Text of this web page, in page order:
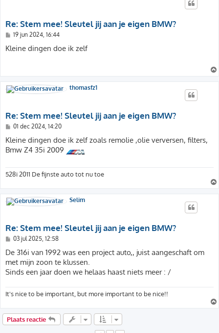
Re: Stem mee! Sleutel jij aan je eigen BMW?
B
r
i
19 jun 2024, 16:44
Kleine dingen doe ik zelf
thomasfz1
Re: Stem mee! Sleutel jij aan je eigen BMW?
B
r
i
c
01 dec 2024, 14:20
Kleine dingen doe ik zelf zoals remolie ,olie verversen, filters,
Bmw Z4 35i 2009
528i 2011 De fijnste auto tot nu toe
Selim
Re: Stem mee! Sleutel jij aan je eigen BMW?
B
r
i
c
h
t
03 jul 2025, 12:58
De 316i van 1992 was een project auto,, juist aangeschaft om
met mijn zoon te klussen.
Sinds een jaar doen we helaas haast niets meer : /
It's nice to be important, but more important to be nice!!
Plaats reactie